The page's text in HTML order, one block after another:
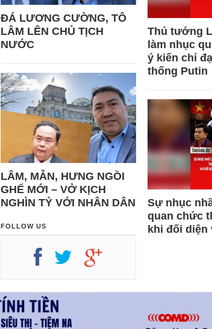
ĐÁ LƯƠNG CƯỜNG, TÔ
LÂM LÊN CHỦ TỊCH
NƯỚC
LÂM, MẪN, HƯNG NGỒI
GHẾ MỚI – VỞ KỊCH
NGHÌN TỶ VỚI NHÂN DÂN
FOLLOW US
Thủ tướng
làm nhục
ý kiến chỉ
thống Putin
Sự nhục
quan chức
khi đối